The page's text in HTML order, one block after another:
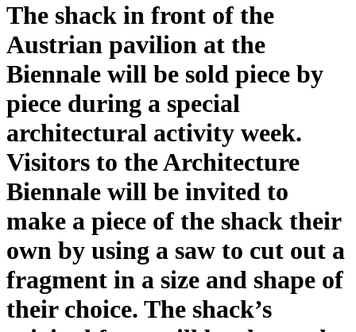
The shack in front of the
Austrian pavilion at the
Biennale will be sold piece by
piece during a special
architectural activity week.
Visitors to the Architecture
Biennale will be invited to
make a piece of the shack their
own by using a saw to cut out a
fragment in a size and shape of
their choice. The shack’s